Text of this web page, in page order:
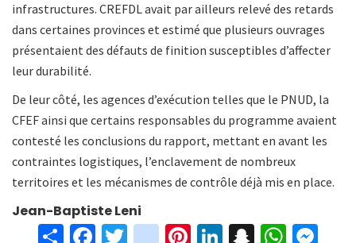
infrastructures. CREFDL avait par ailleurs relevé des retards
dans certaines provinces et estimé que plusieurs ouvrages
présentaient des défauts de finition susceptibles d’affecter
leur durabilité.
De leur côté, les agences d’exécution telles que le PNUD, la
CFEF ainsi que certains responsables du programme avaient
contesté les conclusions du rapport, mettant en avant les
contraintes logistiques, l’enclavement de nombreux
territoires et les mécanismes de contrôle déjà mis en place.
Jean-Baptiste Leni
S Fa T
in Pi Li S W